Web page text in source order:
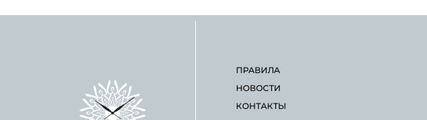
ПРАВИЛА
НОВОСТИ
КОНТАКТЫ